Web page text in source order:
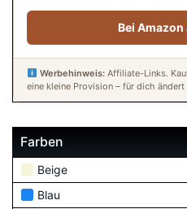
Bei
Werbehinweis:Affiliate-Links.
eine kleine Provision – für dich
Farben
Beige
Blau